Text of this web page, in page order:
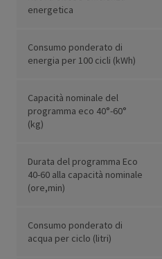
energetica
Consumo ponderato di
energia per 100 cicli (kWh)
Capacità nominale del
programma eco 40°-60°
(kg)
Durata del programma Eco
40-60 alla capacità nominale
(ore,min)
Consumo ponderato di
acqua per ciclo (litri)